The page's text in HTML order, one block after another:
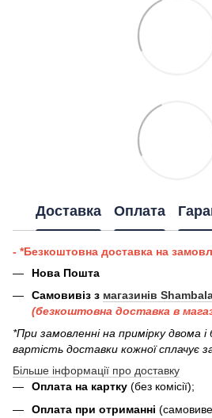
Доставка Оплата
- *Безкоштовна доставка на
Нова Пошта
Самовивіз з магазинів
(безкоштовна доставка в
*При замовленні на примірку двома і
вартість доставки кожної сплачує
Більше інформації про доставку
Оплата на картку (без комісії);
Оплата при отриманні